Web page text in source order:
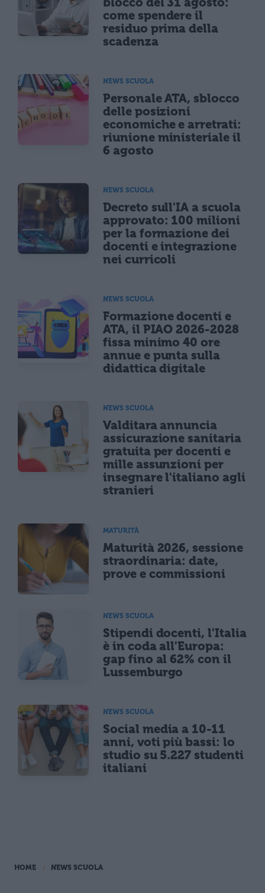
come spendere il
residuo prima della
scadenza
NEWS SCUOLA
Personale ATA, sblocco
delle posizioni
economiche e arretrati:
riunione ministeriale il
6 agosto
NEWS SCUOLA
Decreto sull'IA a scuola
approvato: 100 milioni
per la formazione dei
docenti e integrazione
nei curricoli
NEWS SCUOLA
Formazione docenti e
ATA, il PIAO 2026-2028
fissa minimo 40 ore
annue e punta sulla
didattica digitale
NEWS SCUOLA
Valditara annuncia
assicurazione sanitaria
gratuita per docenti e
mille assunzioni per
insegnare l'italiano agli
stranieri
MATURITÀ
Maturità 2026, sessione
straordinaria: date,
prove e commissioni
NEWS SCUOLA
Stipendi docenti, l'Italia
è in coda all'Europa:
gap fino al 62% con il
Lussemburgo
NEWS SCUOLA
Social media a 10-11
anni, voti più bassi: lo
studio su 5.227 studenti
italiani
HOME NEWS SCUOLA